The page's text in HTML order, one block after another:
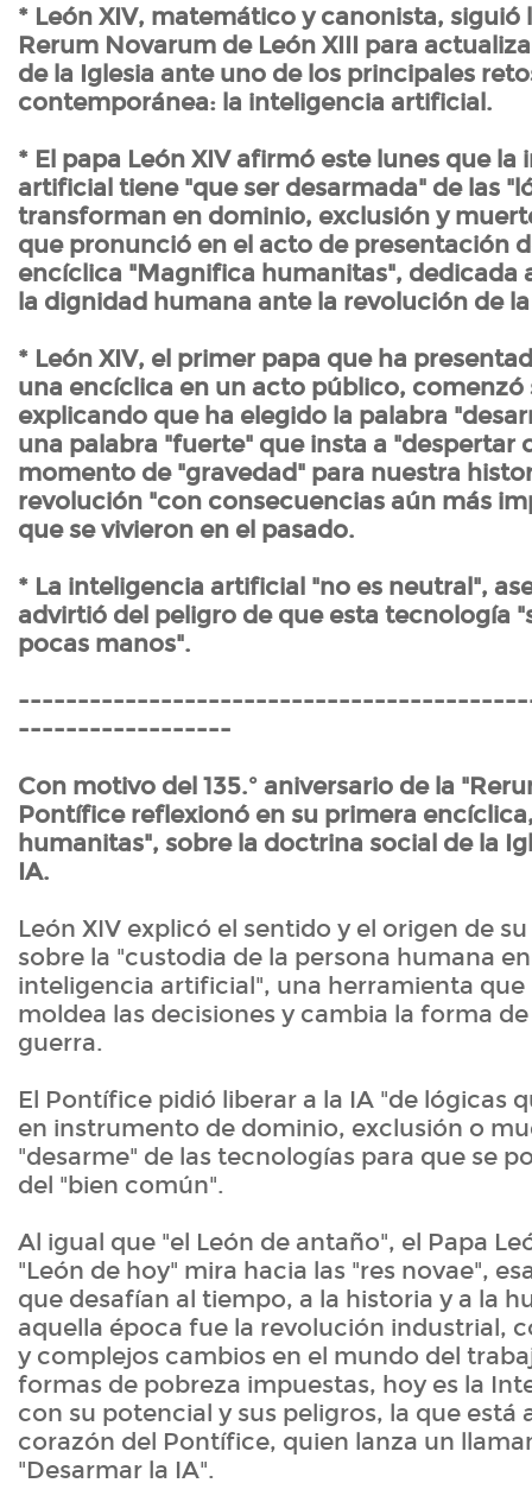
* León XIV, matemático y canonista, siguió
Rerum Novarum de León XIII para
de la Iglesia ante uno de los principales
contemporánea: la inteligencia artificial.
* El papa León XIV afirmó este lunes que la
artificial tiene "que ser desarmada" de las
transforman en dominio, exclusión y
que pronunció en el acto de presentación
encíclica "Magnifica humanitas", dedicada
la dignidad humana ante la revolución de
* León XIV, el primer papa que ha
una encíclica en un acto público, comenzó
explicando que ha elegido la palabra
una palabra "fuerte" que insta a "despertar
momento de "gravedad" para nuestra
revolución "con consecuencias aún más
que se vivieron en el pasado.
* La inteligencia artificial "no es neutral",
advirtió del peligro de que esta tecnología
pocas manos".
------------------
Con motivo del 135.º aniversario de la
Pontífice reflexionó en su primera
humanitas", sobre la doctrina social de la
IA.
León XIV explicó el sentido y el origen de
sobre la "custodia de la persona humana
inteligencia artificial", una herramienta que
moldea las decisiones y cambia la forma
guerra.
El Pontífice pidió liberar a la IA "de lógicas
en instrumento de dominio, exclusión o
"desarme" de las tecnologías para que se
del "bien común".
Al igual que "el León de antaño", el Papa
"León de hoy" mira hacia las "res novae",
que desafían al tiempo, a la historia y a la
aquella época fue la revolución industrial,
y complejos cambios en el mundo del
formas de pobreza impuestas, hoy es la
con su potencial y sus peligros, la que está
corazón del Pontífice, quien lanza un
"Desarmar la IA".